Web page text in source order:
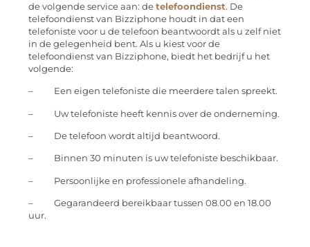
de volgende service aan: de telefoondienst. De
telefoondienst van Bizziphone houdt in dat een
telefoniste voor u de telefoon beantwoordt als u zelf niet
in de gelegenheid bent. Als u kiest voor de
telefoondienst van Bizziphone, biedt het bedrijf u het
volgende:
– Een eigen telefoniste die meerdere talen spreekt.
– Uw telefoniste heeft kennis over de onderneming.
– De telefoon wordt altijd beantwoord.
– Binnen 30 minuten is uw telefoniste beschikbaar.
– Persoonlijke en professionele afhandeling.
– Gegarandeerd bereikbaar tussen 08.00 en 18.00
uur.